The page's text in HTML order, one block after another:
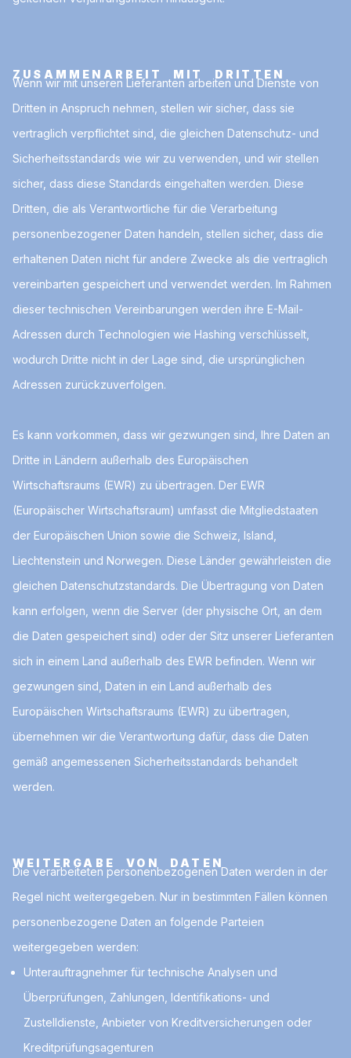
ZUSAMMENARBEIT MIT DRITTEN
Wenn wir mit unseren Lieferanten arbeiten und Dienste von
Dritten in Anspruch nehmen, stellen wir sicher, dass sie
vertraglich verpflichtet sind, die gleichen Datenschutz- und
Sicherheitsstandards wie wir zu verwenden, und wir stellen
sicher, dass diese Standards eingehalten werden. Diese
Dritten, die als Verantwortliche für die Verarbeitung
personenbezogener Daten handeln, stellen sicher, dass die
erhaltenen Daten nicht für andere Zwecke als die vertraglich
vereinbarten gespeichert und verwendet werden. Im Rahmen
dieser technischen Vereinbarungen werden ihre E-Mail-
Adressen durch Technologien wie Hashing verschlüsselt,
wodurch Dritte nicht in der Lage sind, die ursprünglichen
Adressen zurückzuverfolgen.
Es kann vorkommen, dass wir gezwungen sind, Ihre Daten an
Dritte in Ländern außerhalb des Europäischen
Wirtschaftsraums (EWR) zu übertragen. Der EWR
(Europäischer Wirtschaftsraum) umfasst die Mitgliedstaaten
der Europäischen Union sowie die Schweiz, Island,
Liechtenstein und Norwegen. Diese Länder gewährleisten die
gleichen Datenschutzstandards. Die Übertragung von Daten
kann erfolgen, wenn die Server (der physische Ort, an dem
die Daten gespeichert sind) oder der Sitz unserer Lieferanten
sich in einem Land außerhalb des EWR befinden. Wenn wir
gezwungen sind, Daten in ein Land außerhalb des
Europäischen Wirtschaftsraums (EWR) zu übertragen,
übernehmen wir die Verantwortung dafür, dass die Daten
gemäß angemessenen Sicherheitsstandards behandelt
werden.
WEITERGABE VON DATEN
Die verarbeiteten personenbezogenen Daten werden in der
Regel nicht weitergegeben. Nur in bestimmten Fällen können
personenbezogene Daten an folgende Parteien
weitergegeben werden:
Unterauftragnehmer für technische Analysen und
Überprüfungen, Zahlungen, Identifikations- und
Zustelldienste, Anbieter von Kreditversicherungen oder
Kreditprüfungsagenturen